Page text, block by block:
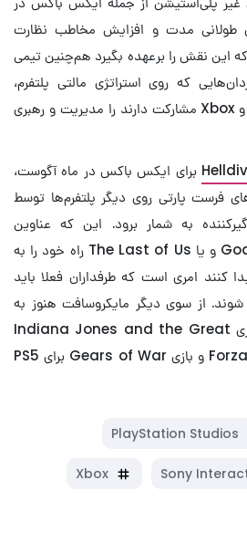
طولانی مدت و افزایش مخاطب نظارت
نقش را برعهده بگیرد هم‌چنین تیمی
که روی استراتژی مالتی پلتفرم،
فروش، برنامه‌ریزی روی PC و Xbox مشارکت دارند را مدیریت و رهبری
برای ایکس باکس در ماه آگوست،
فرست پارتی روی دیگر پلتفرم‌ها توسط
به شمار برود. این که عناوین
قدیمی‌تری چون God of War و یا The Last of Us راه خود را به
کنند امری است که طرفداران فعلا باید
شوند. از سوی دیگر مایکروسافت هنوز به
عرضه عناوین خود نظیر بازی Indiana Jones and the Great
Circle، بازی Forza Horizon 5 و بازی Gears of War برای PS5
PlayStation Studios
Sony
Xbox